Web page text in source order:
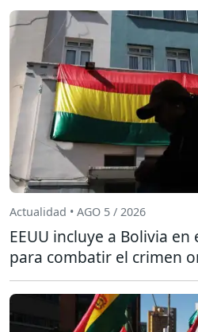
Actualidad • AGO 5 / 2026
EEUU incluye a Bolivia
para combatir el crimen